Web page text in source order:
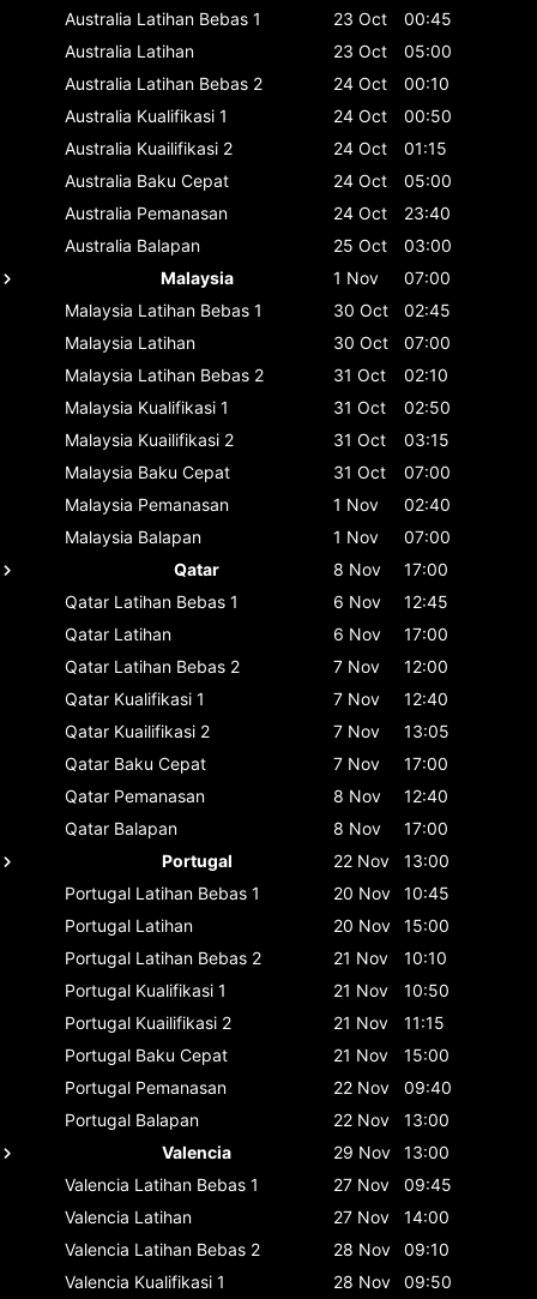
Australia Latihan Bebas 1 23 Oct
00:45
Australia Latihan 23 Oct
05:00
Australia Latihan Bebas 2 24 Oct
00:10
Australia Kualifikasi 1 24 Oct
00:50
Australia Kuailifikasi 2 24 Oct
01:15
Australia Baku Cepat 24 Oct
05:00
Australia Pemanasan 24 Oct
23:40
Australia Balapan 25 Oct
03:00
Malaysia
1 Nov
07:00
Malaysia Latihan Bebas 1 30 Oct
02:45
Malaysia Latihan 30 Oct
07:00
Malaysia Latihan Bebas 2 31 Oct
02:10
Malaysia Kualifikasi 1 31 Oct
02:50
Malaysia Kuailifikasi 2 31 Oct
03:15
Malaysia Baku Cepat 31 Oct
07:00
Malaysia Pemanasan 1 Nov
02:40
Malaysia Balapan 1 Nov
07:00
Qatar
8 Nov
17:00
Qatar Latihan Bebas 1 6 Nov
12:45
Qatar Latihan 6 Nov
17:00
Qatar Latihan Bebas 2 7 Nov
12:00
Qatar Kualifikasi 1 7 Nov
12:40
Qatar Kuailifikasi 2 7 Nov
13:05
Qatar Baku Cepat 7 Nov
17:00
Qatar Pemanasan 8 Nov
12:40
Qatar Balapan 8 Nov
17:00
Portugal
22 Nov
13:00
Portugal Latihan Bebas 1 20 Nov
10:45
Portugal Latihan 20 Nov
15:00
Portugal Latihan Bebas 2 21 Nov
10:10
Portugal Kualifikasi 1 21 Nov
10:50
Portugal Kuailifikasi 2 21 Nov
11:15
Portugal Baku Cepat 21 Nov
15:00
Portugal Pemanasan 22 Nov
09:40
Portugal Balapan 22 Nov
13:00
Valencia
29 Nov
13:00
Valencia Latihan Bebas 1 27 Nov
09:45
Valencia Latihan 27 Nov
14:00
Valencia Latihan Bebas 2 28 Nov
09:10
Valencia Kualifikasi 1 28 Nov 09:50